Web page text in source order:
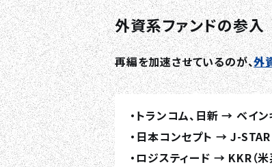
外資系ファンドの参入
再編を加速させているのが、外
・トランコム、日新 → ベイン
・日本コンセプト → J-STAR
・ロジスティード → KKR（米